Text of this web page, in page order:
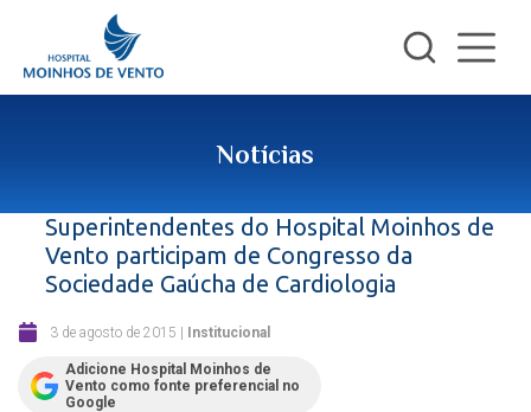
Notícias
Superintendentes do Hospital Moinhos de
Vento participam de Congresso da
Sociedade Gaúcha de Cardiologia
3 de agosto de 2015 | Institucional
Adicione Hospital Moinhos de
Vento como fonte preferencial no
Google